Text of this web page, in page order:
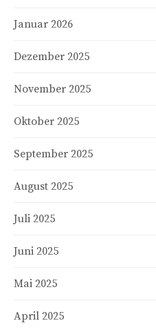
Januar 2026
Dezember 2025
November 2025
Oktober 2025
September 2025
August 2025
Juli 2025
Juni 2025
Mai 2025
April 2025